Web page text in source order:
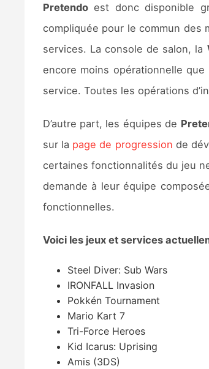
Pretendoest donc disponible
compliquée pour le commun des
services. La console de salon, la
encore moins opérationnelle
service. Toutes les opérations
D’autre part, les équipes de
sur la page de progression de
certaines fonctionnalités du jeu
demande à leur équipe
fonctionnelles.
Voici les jeux et services
Steel Diver: Sub Wars
IRONFALL Invasion
Pokkén Tournament
Mario Kart 7
Tri-Force Heroes
Kid Icarus: Uprising
Amis (3DS)